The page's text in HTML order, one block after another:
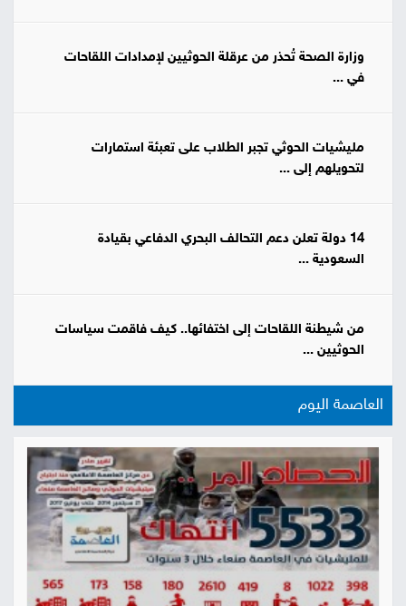
وزارة الصحة تُحذر من عرقلة الحوثيين لإمدادات اللقاحات
في ...
مليشيات الحوثي تجبر الطلاب على تعبئة استمارات
لتحويلهم إلى ...
14 دولة تعلن دعم التحالف البحري الدفاعي بقيادة
السعودية ...
من شيطنة اللقاحات إلى اختفائها.. كيف فاقمت سياسات
الحوثيين ...
العاصمة اليوم